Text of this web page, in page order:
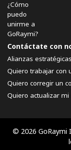
¿Cómo
puedo
unirme a
GoRaymi?
Contáctate con
Alianzas estratégicas
Quiero trabajar con
Quiero corregir un
Quiero actualizar mi
© 2026 GoRaymi